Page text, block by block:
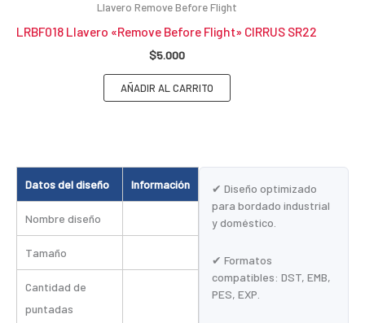
Datos del diseño Información
Nombre diseño
Tamaño
Cantidad de
puntadas
✔ Diseño optimizado
para bordado industrial
y doméstico.
✔ Formatos
compatibles: DST, EMB,
PES, EXP.
Llavero Remove Before Flight
LRBF018 Llavero «Remove Before Flight» CIRRUS SR22
$5.000
AÑADIR AL CARRITO